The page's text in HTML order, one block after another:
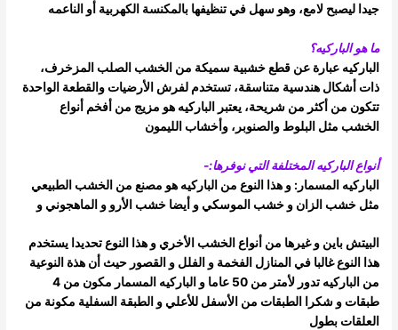
جيدا ليصبح لامع، وهو سهل في تنظيفها بالمكنسة الكهربية أو الناعمه
ما هو الباركيه؟
الباركيه عبارة عن قطع خشبية سميكة من الخشب الصلب المزخرف،
ذات أشكال هندسية متناسقة، تستخدم لفرش الأرضيات والقطعة الواحدة
تتكون من أكثر من شريحة، يعتبر الباركيه هو مزيج من أفخم أنواع
الخشب مثل البلوط والصنوبر، وأخشاب الليمون
أنواع الباركيه المختلفة التي نوفرها:-
الباركيه المسمار: و هذا النوع من الباركيه هو مصنع من الخشب الطبيعي
مثل خشب الزان و خشب الموسكي و أيضا خشب الأرو و الماهجوني و
البيتش باين و غيرها من أنواع الخشب الأخري و هذا النوع تحديدا يستخدم
هذا النوع غالبا في المنازل الفخمة و الفلل و القصور حيث أن هذة النوعية
من
الباركيه تدور لأمتر من 50 عاما و الباركيه المسمار مكون من 4
طبقات و شكرا الطبقات من الأسفل للأعلي و الطبقة السفلية مكونة من
العلقات بطول